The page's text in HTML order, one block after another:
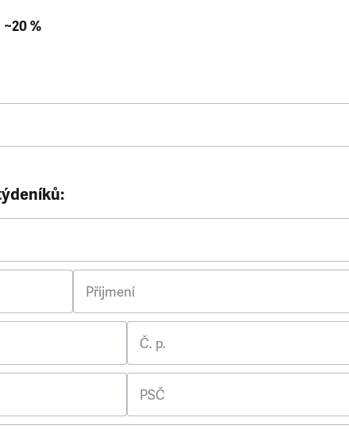
%
Příjmení
Č. p.
PSČ